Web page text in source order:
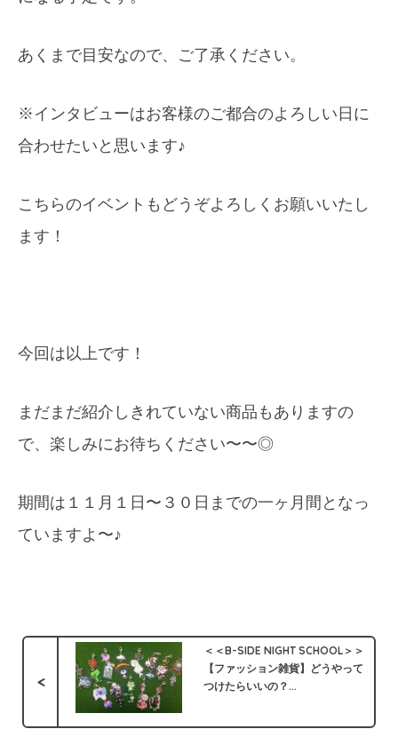
あくまで目安なので、ご了承ください。
※インタ ビューはお客様のご都合のよろしい日に
合わせたいと思います♪
こちらのイベントもどうぞよろしくお願いいたし
ます！
今回は以上です！
まだまだ紹介しきれていない商品もありますの
で、楽しみにお待ちください〜〜◎
期間は１１月１日〜３０日までの一ヶ月間となっ
ていますよ〜♪
<
＜＜B-SIDE NIGHT SCHOOL＞＞
【ファッション雑貨】どうやって
つけたらいいの？...